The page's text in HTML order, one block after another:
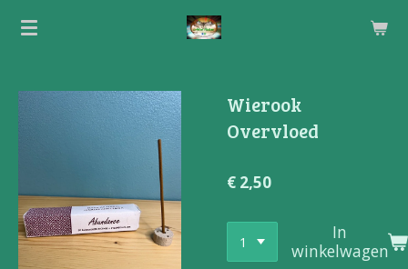
Ga
hoofdinhoud
Wierook
Overvloed
€ 2,50
In
winkelwagen